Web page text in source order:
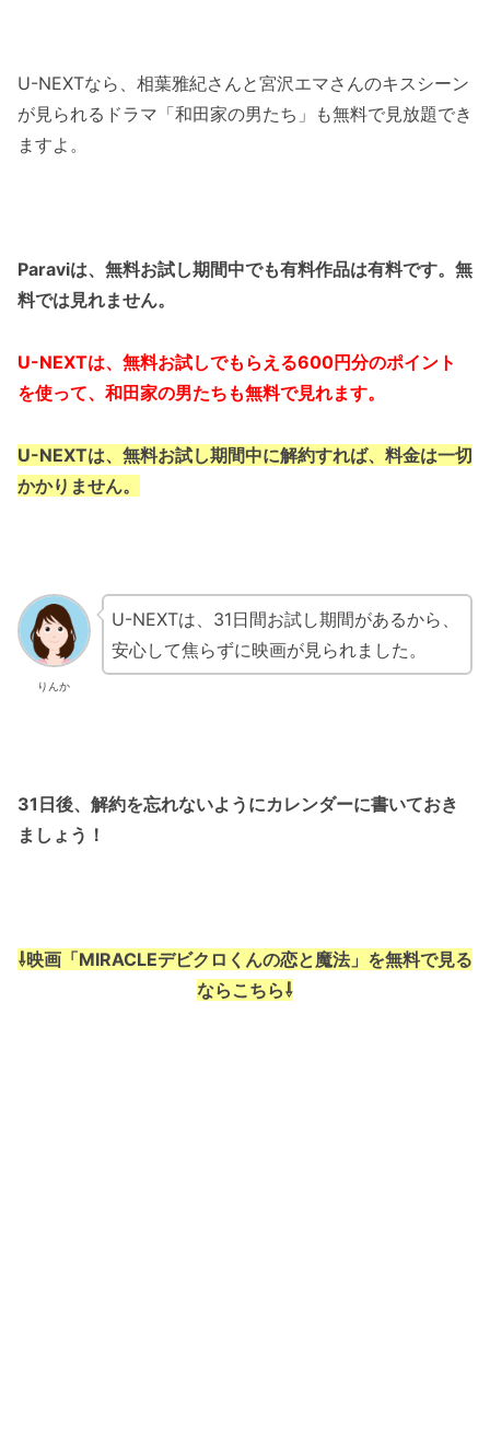
U-NEXTなら、相葉雅紀さんと宮沢エマさんのキスシーン
が見られるドラマ「和田家の男たち」も無料で見放題でき
ますよ。
Paraviは、無料お試し期間中でも有料作品は有料です。無
料では見れません。
U-NEXTは、無料お試しでもらえる600円分のポイント
を使って、和田家の男たちも無料で見れます。
U-NEXTは、無料お試し期間中に解約すれば、料金は一切
かかりません。
りんか
U-NEXTは、31日間お試し期間があるから、
安心して焦らずに映画が見られました。
31日後、解約を忘れないようにカレンダーに書いておき
ましょう！
⇩映画「MIRACLEデビクロくんの恋と魔法」を無料で見る
ならこちら⇩